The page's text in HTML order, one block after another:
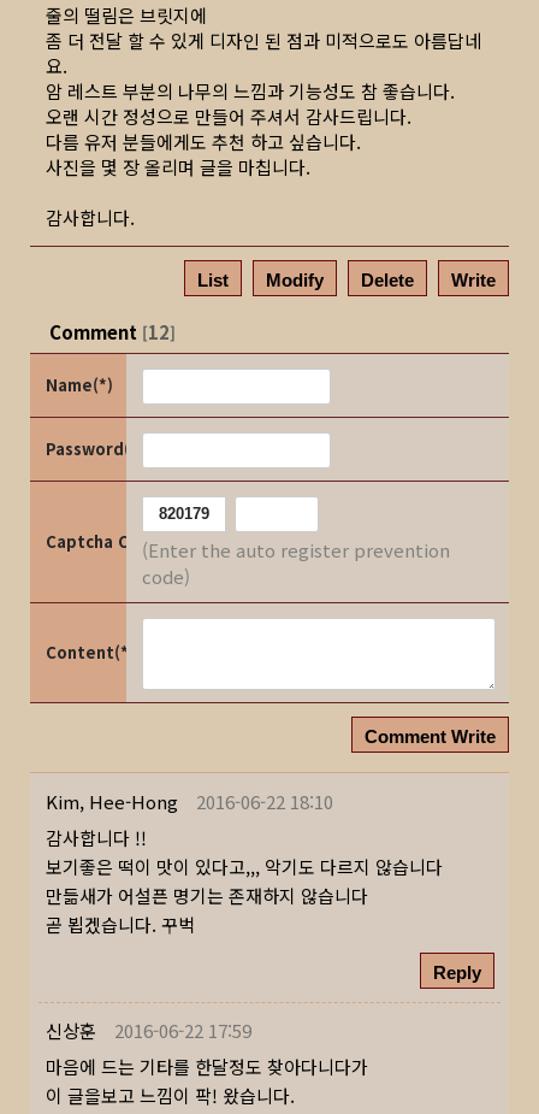
줄의 떨림은 브릿지에
좀 더 전달 할 수 있게 디자인 된 점과 미적으로도 아름답네
요.
암 레스트 부분의 나무의 느낌과 기능성도 참 좋습니다.
오랜 시간 정성으로 만들어 주셔서 감사드립니다.
다름 유저 분들에게도 추천 하고 싶습니다.
사진을 몇 장 올리며 글을 마칩니다.
감사합니다.
List Modify Delete Write
Comment [12]
Name(*)
Password(*)
Captcha Code(Enter the auto register prevention
code)
Content(*)
Comment Write
Kim, Hee-Hong
2016-06-22 18:10
감사합니다 !!
보기좋은 떡이 맛이 있다고,,, 악기도 다르지 않습니다
만듦새가 어설픈 명기는 존재하지 않습니다
곧 뵙겠습니다. 꾸벅
Reply
신상훈
2016-06-22 17:59
마음에 드는 기타를 한달정도 찾아다니다가
이 글을보고 느낌이 팍! 왔습니다.